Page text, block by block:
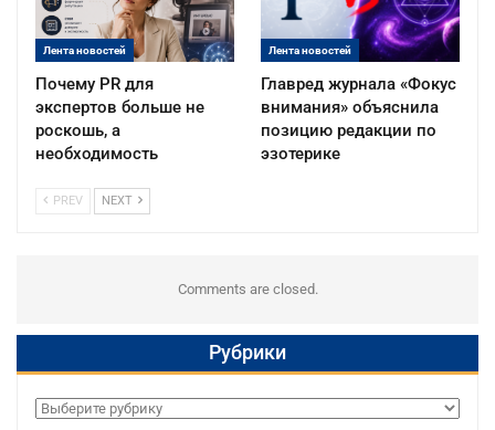
Лента новостей
Почему PR для
экспертов больше не
роскошь, а
необходимость
Лента новостей
Главред журнала «Фокус
внимания» объяснила
позицию редакции по
эзотерике
PREV NEXT
Comments are closed.
Рубрики
Рубрики